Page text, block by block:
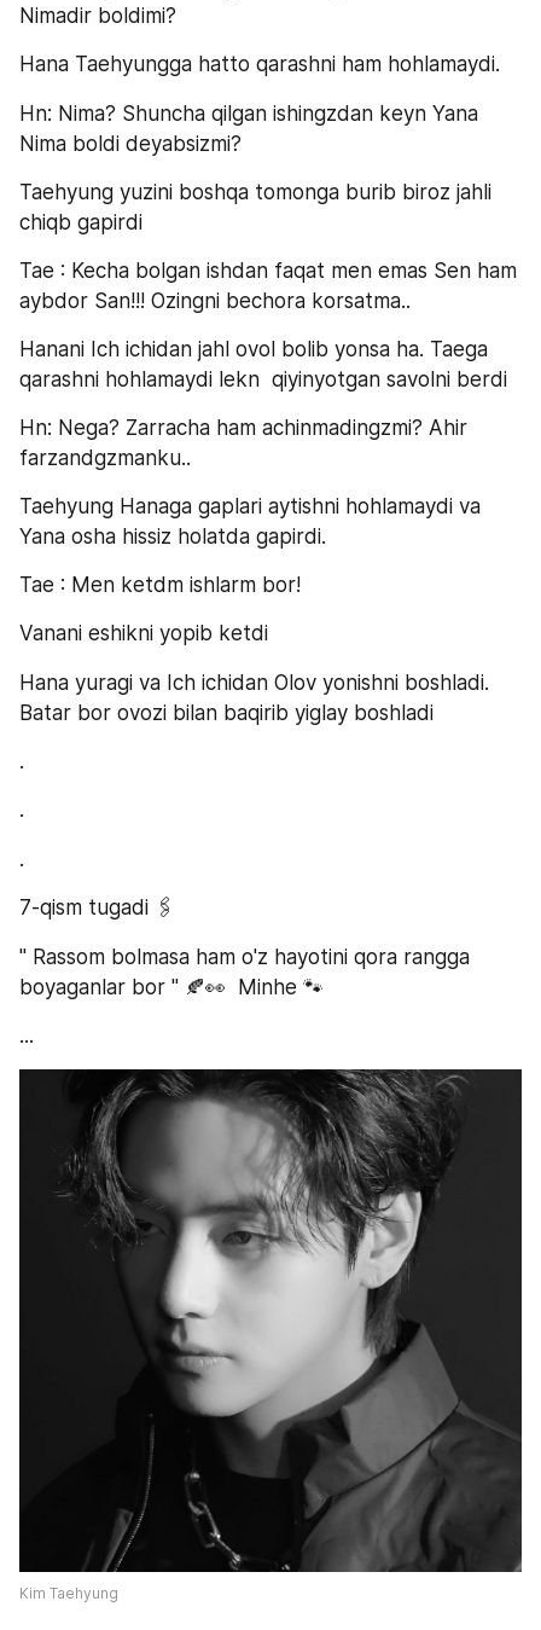
Nimadir boldimi?
Hana Taehyungga hatto qarashni ham hohlamaydi.
Hn: Nima? Shuncha qilgan ishingzdan keyn Yana
Nima boldi deyabsizmi?
Taehyung yuzini boshqa tomonga burib biroz jahli
chiqb gapirdi
Tae : Kecha bolgan ishdan faqat men emas Sen ham
aybdor San!!! Ozingni bechora korsatma..
Hanani Ich ichidan jahl ovol bolib yonsa ha. Taega
qarashni hohlamaydi lekn  qiyinyotgan savolni berdi
Hn: Nega? Zarracha ham achinmadingzmi? Ahir
farzandgzmanku..
Taehyung Hanaga gaplari aytishni hohlamaydi va
Yana osha hissiz holatda gapirdi.
Tae : Men ketdm ishlarm bor!
Vanani eshikni yopib ketdi
Hana yuragi va Ich ichidan Olov yonishni boshladi.
Batar bor ovozi bilan baqirib yiglay boshladi
.
.
.
7-qism tugadi 🖇
" Rassom bolmasa ham o'z hayotini qora rangga
boyaganlar bor " 🍂👀  Minhe 🐾
...
Kim Taehyung